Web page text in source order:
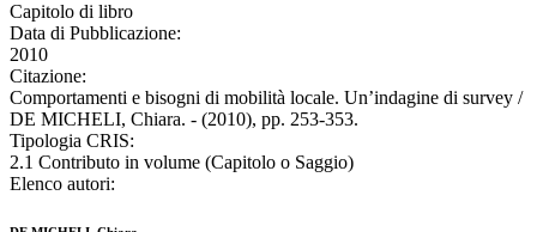
Capitolo di libro
Data di Pubblicazione:
2010
Citazione:
Comportamenti e bisogni di mobilità locale. Un’indagine di survey /
DE MICHELI, Chiara. - (2010), pp. 253-353.
Tipologia CRIS:
2.1 Contributo in volume (Capitolo o Saggio)
Elenco autori: